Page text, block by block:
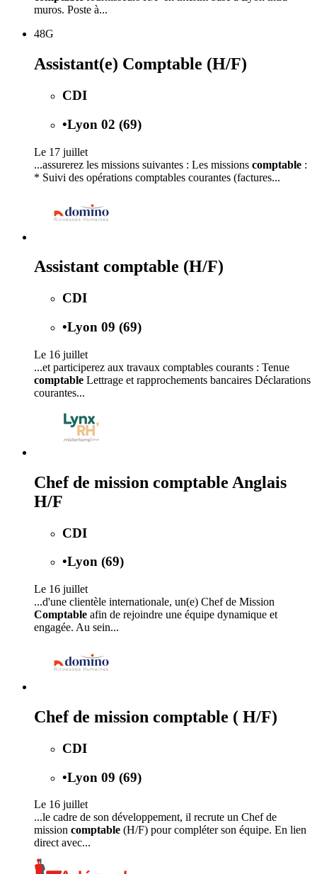
muros. Poste à...
48G
Assistant(e) Comptable (H/F)
CDI
•Lyon 02 (69)
Le 17 juillet
...assurerez les missions suivantes : Les missions comptable :
* Suivi des opérations comptables courantes (factures...
Assistant comptable (H/F)
CDI
•Lyon 09 (69)
Le 16 juillet
...et participerez aux travaux comptables courants : Tenue
comptable Lettrage et rapprochements bancaires Déclarations
courantes...
Chef de mission comptable Anglais
H/F
CDI
•Lyon (69)
Le 16 juillet
...d'une clientèle internationale, un(e) Chef de Mission
Comptable afin de rejoindre une équipe dynamique et
engagée. Au sein...
Chef de mission comptable ( H/F)
CDI
•Lyon 09 (69)
Le 16 juillet
...le cadre de son développement, il recrute un Chef de
mission comptable (H/F) pour compléter son équipe. En lien
direct avec...